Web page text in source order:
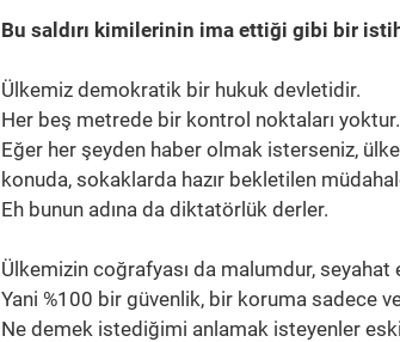
Bu saldırı kimilerinin ima ettiği gibi bir
Ülkemiz demokratik bir hukuk devletidir.
Her beş metrede bir kontrol noktaları yoktur.
Eğer her şeyden haber olmak isterseniz,
konuda, sokaklarda hazır bekletilen
Eh bunun adına da diktatörlük derler.
Ülkemizin coğrafyası da malumdur, seyahat
Yani %100 bir güvenlik, bir koruma sadece
Ne demek istediğimi anlamak isteyenler